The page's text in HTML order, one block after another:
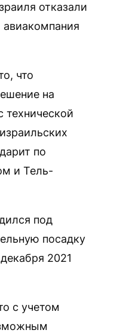
отказали
что
на
по
и Тель-
под
посадку
2021
с учетом